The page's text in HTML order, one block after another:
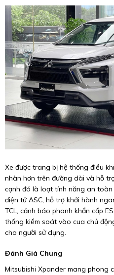
Xe được trang bị hệ thống điều
nhàn hơn trên đường dài và hỗ
cạnh đó là loạt tính năng an toàn
điện tử ASC, hỗ trợ khởi hành
TCL, cảnh báo phanh khẩn cấp
thống kiểm soát vào cua chủ
cho người sử dụng.
Đánh Giá Chung
Mitsubishi Xpander mang phong